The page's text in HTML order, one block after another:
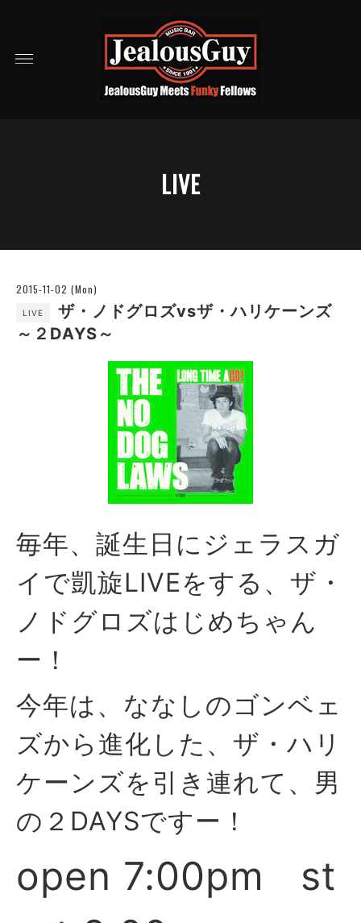
LIVE
2015-11-02 (Mon)
LIVE
ザ・ノドグロズvsザ・ハリケーンズ
～２DAYS～
毎年、誕生日にジェラスガ
イで凱旋LIVEをする、ザ・
ノドグロズはじめちゃん
ー！
今年は、ななしのゴンベェ
ズから進化した、ザ・ハリ
ケーンズを引き連れて、男
の２DAYSですー！
open 7:00pm st